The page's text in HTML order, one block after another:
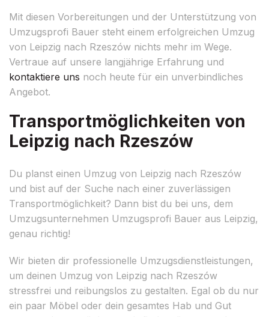
Mit diesen Vorbereitungen und der Unterstützung von
Umzugsprofi Bauer steht einem erfolgreichen Umzug
von Leipzig nach Rzeszów nichts mehr im Wege.
Vertraue auf unsere langjährige Erfahrung und
kontaktiere uns noch heute für ein unverbindliches
Angebot.
Transportmöglichkeiten von
Leipzig nach Rzeszów
Du planst einen Umzug von Leipzig nach Rzeszów
und bist auf der Suche nach einer zuverlässigen
Transportmöglichkeit? Dann bist du bei uns, dem
Umzugsunternehmen Umzugsprofi Bauer aus Leipzig,
genau richtig!
Wir bieten dir professionelle Umzugsdienstleistungen,
um deinen Umzug von Leipzig nach Rzeszów
stressfrei und reibungslos zu gestalten. Egal ob du nur
ein paar Möbel oder dein gesamtes Hab und Gut